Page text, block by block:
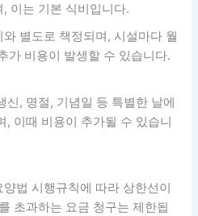
이는 기본 식비입니다.
와 별도로 책정되며, 시설마다 월
가 비용이 발생할 수 있습니다.
신, 명절, 기념일 등 특별한 날에
, 이때 비용이 추가될 수 있습니
법 시행규칙에 따라 상한선이
초과하는 요금 청구는 제한됩